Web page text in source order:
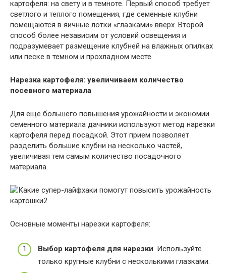
картофеля: на свету и в темноте. Первый способ требует
светлого и теплого помещения, где семенные клубни
помещаются в яичные лотки «глазками» вверх. Второй
способ более независим от условий освещения и
подразумевает размещение клубней на влажных опилках
или песке в темном и прохладном месте.
Нарезка картофеля: увеличиваем количество
посевного материала
Для еще большего повышения урожайности и экономии
семенного материала дачники используют метод нарезки
картофеля перед посадкой. Этот прием позволяет
разделить большие клубни на несколько частей,
увеличивая тем самым количество посадочного
материала.
Основные моменты нарезки картофеля:
Выбор картофеля для нарезки . Используйте
только крупные клубни с несколькими глазками.